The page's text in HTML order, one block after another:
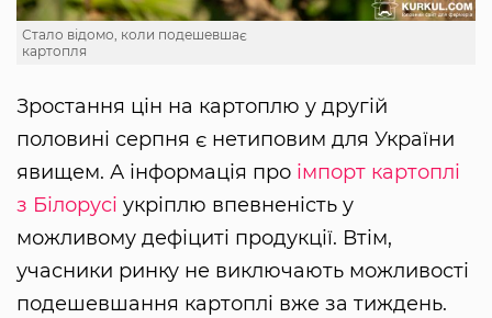
Стало відомо, коли подешевшає
картопля
Зростання цін на картоплю у другій
половині серпня є нетиповим для України
явищем. А інформація про імпорт картоплі
з Білорусі укріплю впевненість у
можливому дефіциті продукції. Втім,
учасники ринку не виключають можливості
подешевшання картоплі вже за тиждень.